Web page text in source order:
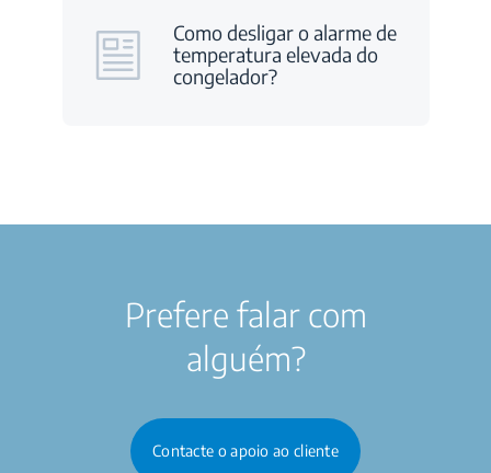
Como desligar o alarme de
temperatura elevada do
congelador?
Prefere falar com
alguém?
Contacte o apoio ao cliente